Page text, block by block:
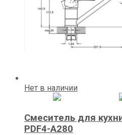
Нет в наличии
Смеситель для
PDF4-A280